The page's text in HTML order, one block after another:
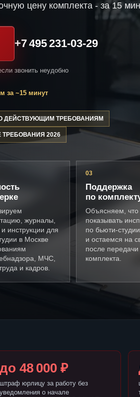
цену комплекта - за 15
+7 495 231-03-29
звонить неудобно
за ~15 минут
ДЕЙСТВУЮЩИМ ТРЕБОВАНИЯМ
2026
журналы,
инструкции для
в Москве
МЧС,
и кадров.
03
Поддержка
по
Объясняем, что
показывать
по бьюти-
и остаемся на
после передачи
комплекта.
до 48 000 ₽
штраф юрлицу за работу без
уведомления о начале